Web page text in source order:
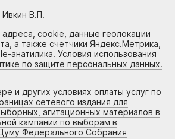
В.П.
адреса, cookie, данные геолокации
а также счетчики Яндекс.Метрика,
анатилика. Условия использования
по защите персональных данных.
и других условиях оплаты услуг по
сетевого издания для
агитационных материалов в
кампании по выборам в
Федерального Собрания